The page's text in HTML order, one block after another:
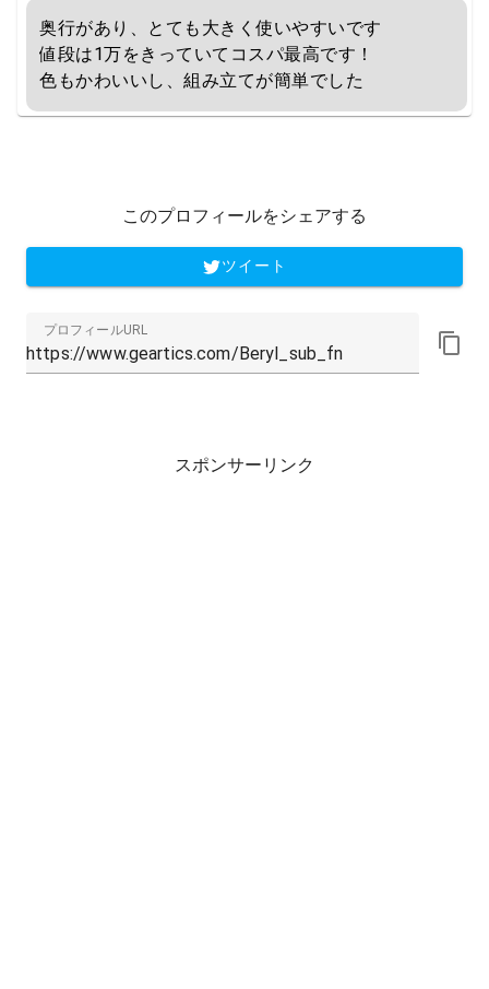
奥行があり、とても大きく使いやすいです
値段は1万をきっていてコスパ最高です！
色もかわいいし、組み立てが簡単でした
このプロフィールをシェアする
ツイート
プロフィールURL
スポンサーリンク